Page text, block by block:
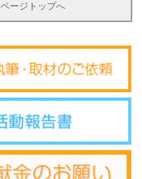
ページトップへ